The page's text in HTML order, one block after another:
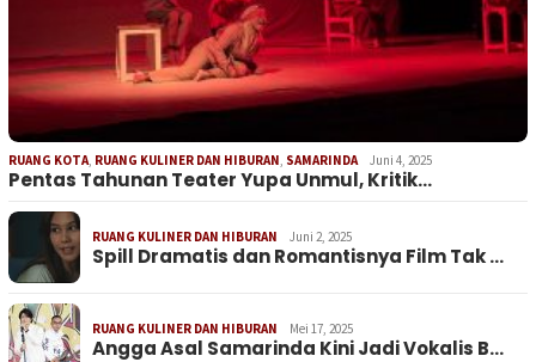
RUANG KOTA RUANG KULINER DAN HIBURAN SAMARINDA Juni 4, 2025
Pentas Tahunan Teater Yupa Unmul, Kritik…
RUANG KULINER DAN HIBURAN Juni 2, 2025
Spill Dramatis dan Romantisnya Film Tak …
RUANG KULINER DAN HIBURAN Mei 17, 2025
Angga Asal Samarinda Kini Jadi Vokalis B…